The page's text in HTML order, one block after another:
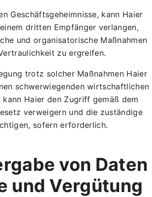
Geschäftsgeheimnisse, kann Haier
dritten Empfänger verlangen,
und organisatorische Maßnahmen
zu ergreifen.
trotz solcher Maßnahmen Haier
schwerwiegenden wirtschaftlichen
kann Haier den Zugriff gemäß dem
verweigern und die zuständige
sofern erforderlich.
von Daten
und Vergütung